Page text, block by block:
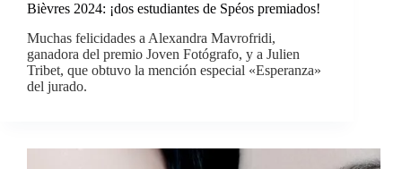
Bièvres 2024: ¡dos estudiantes de Spéos premiados!
Muchas felicidades a Alexandra Mavrofridi,
ganadora del premio Joven Fotógrafo, y a Julien
Tribet, que obtuvo la mención especial «Esperanza»
del jurado.